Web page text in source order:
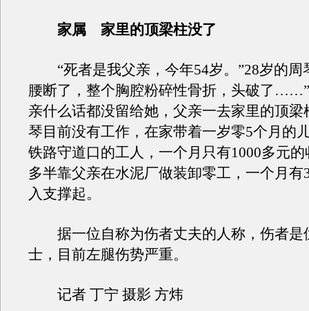
家属 家里的顶梁柱没了
“死者是我父亲，今年54岁。”28岁的周
腰断了，整个胸腔粉碎性骨折，头破了
亲什么话都没留给她，父亲一去家里的顶梁
琴目前没有工作，在家带着一岁零5个月的
铁路守道口的工人，一个月只有1000多元
多半靠父亲在水泥厂做装卸零工，一个月有
入支撑起。
据一位自称为伤者丈夫的人称，伤者是
士，目前左腿伤势严重。
记者 丁宁 摄影 方炜